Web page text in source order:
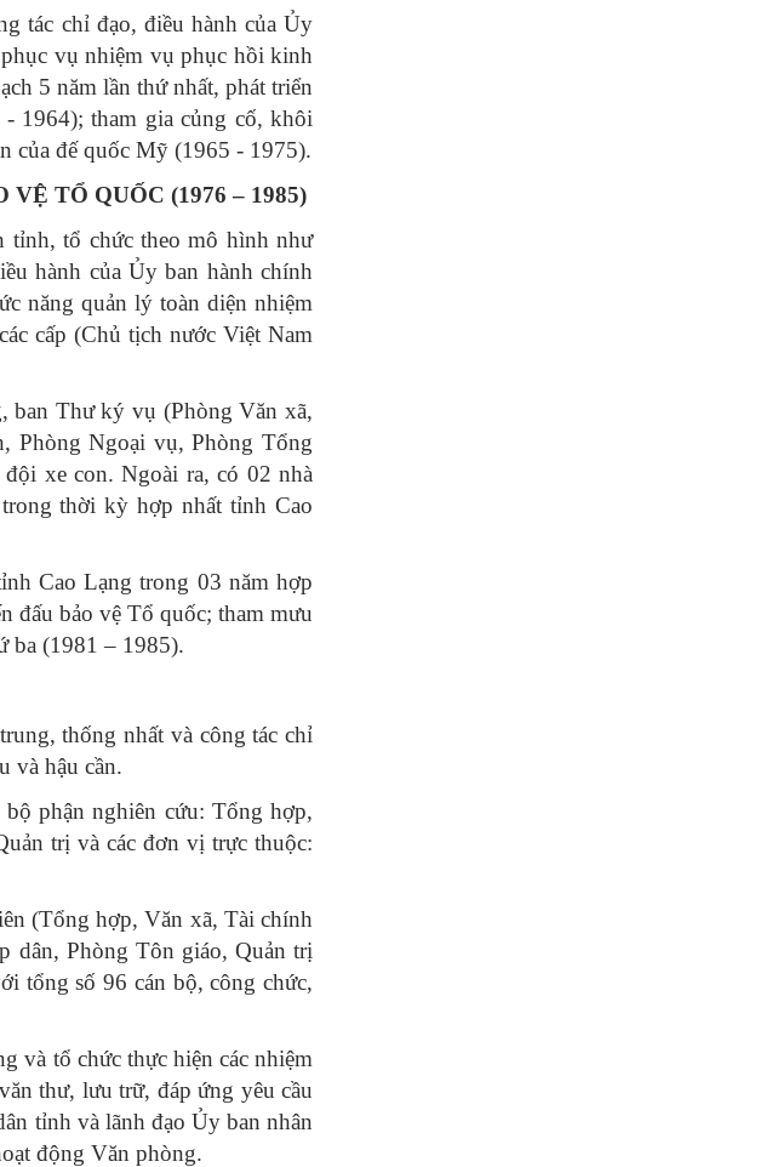
tác chỉ đạo, điều hành của Ủy
vụ nhiệm vụ phục hồi kinh
5 năm lần thứ nhất, phát triển
1964); tham gia củng cố, khôi
của đế quốc Mỹ (1965 - 1975).
TỔ QUỐC (1976 – 1985)
tỉnh, tổ chức theo mô hình như
hành của Ủy ban hành chính
năng quản lý toàn diện nhiệm
cấp (Chủ tịch nước Việt Nam
ban Thư ký vụ (Phòng Văn xã,
Phòng Ngoại vụ, Phòng Tổng
xe con. Ngoài ra, có 02 nhà
thời kỳ hợp nhất tỉnh Cao
Cao Lạng trong 03 năm hợp
đấu bảo vệ Tổ quốc; tham mưu
ba (1981 – 1985).
thống nhất và công tác chỉ
và hậu cần.
phận nghiên cứu: Tổng hợp,
trị và các đơn vị trực thuộc:
(Tổng hợp, Văn xã, Tài chính
dân, Phòng Tôn giáo, Quản trị
tổng số 96 cán bộ, công chức,
và tổ chức thực hiện các nhiệm
thư, lưu trữ, đáp ứng yêu cầu
tỉnh và lãnh đạo Ủy ban nhân
động Văn phòng.